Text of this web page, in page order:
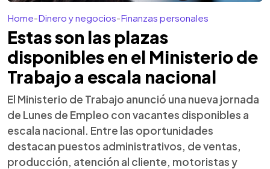
Home-Dinero y negocios-Finanzas personales
Estas son las plazas
disponibles en el Ministerio de
Trabajo a escala nacional
El Ministerio de Trabajo anunció una nueva jornada
de Lunes de Empleo con vacantes disponibles a
escala nacional. Entre las oportunidades
destacan puestos administrativos, de ventas,
producción, atención al cliente, motoristas y